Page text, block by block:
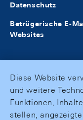
Datenschutz
Betrügerische E-
Websites
Diese Website
und weitere
Funktionen,
stellen,